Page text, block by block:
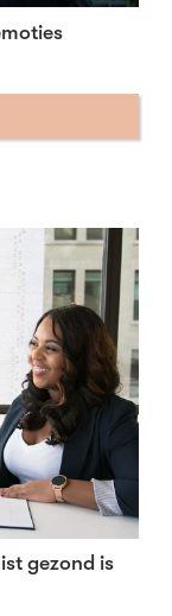
gezond is